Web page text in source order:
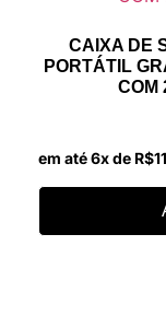
CAIXA DE
PORTÁTIL
COM
em até 6x de R$